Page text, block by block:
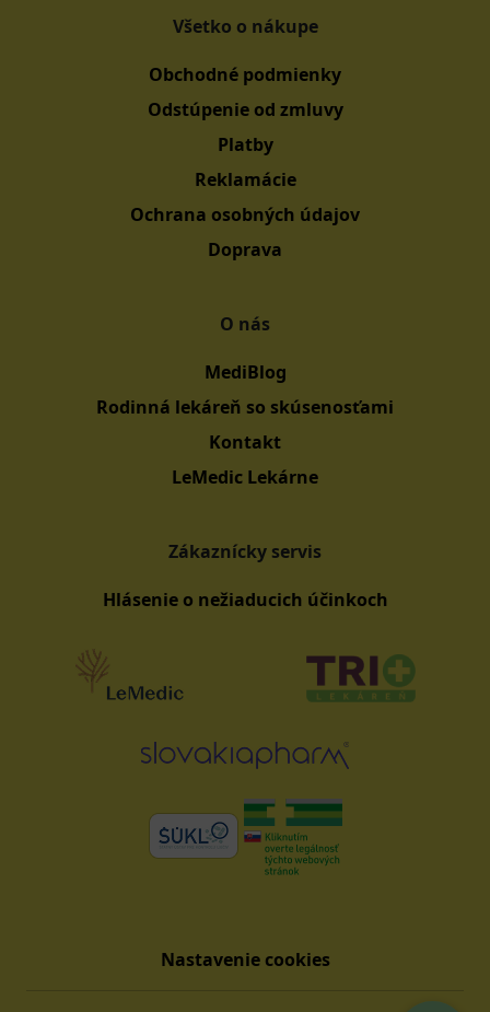
Všetko o nákupe
Obchodné podmienky
Odstúpenie od zmluvy
Platby
Reklamácie
Ochrana osobných údajov
Doprava
O nás
MediBlog
Rodinná lekáreň so skúsenosťami
Kontakt
LeMedic Lekárne
Zákaznícky servis
Hlásenie o nežiaducich účinkoch
Nastavenie cookies